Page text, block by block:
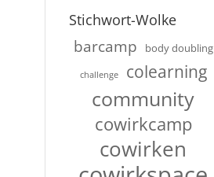
Stichwort-Wolke
barcamp body doubling
challenge colearning
community
cowirkcamp
cowirken